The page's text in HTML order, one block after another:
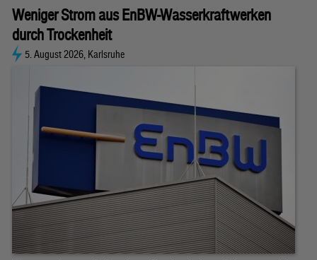
Weniger Strom aus EnBW-Wasserkraftwerken
durch Trockenheit
5. August 2026, Karlsruhe